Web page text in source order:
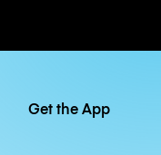
Get the App